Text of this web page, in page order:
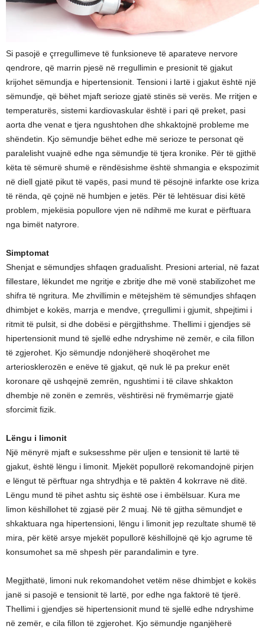
Si pasojë e çrregullimeve të funksioneve të aparateve nervore
qendrore, që marrin pjesë në rregullimin e presionit të gjakut
krijohet sëmundja e hipertensionit. Tensioni i lartë i gjakut është një
sëmundje, që bëhet mjaft serioze gjatë stinës së verës. Me rritjen e
temperaturës, sistemi kardiovaskular është i pari që preket, pasi
aorta dhe venat e tjera ngushtohen dhe shkaktojnë probleme me
shëndetin. Kjo sëmundje bëhet edhe më serioze te personat që
paralelisht vuajnë edhe nga sëmundje të tjera kronike. Për të gjithë
këta të sëmurë shumë e rëndësishme është shmangia e ekspozimit
në diell gjatë pikut të vapës, pasi mund të pësojnë infarkte ose kriza
të rënda, që çojnë në humbjen e jetës. Për të lehtësuar disi këtë
problem, mjekësia popullore vjen në ndihmë me kurat e përftuara
nga bimët natyrore.
Simptomat
Shenjat e sëmundjes shfaqen gradualisht. Presioni arterial, në fazat
fillestare, lëkundet me ngritje e zbritje dhe më vonë stabilizohet me
shifra të ngritura. Me zhvillimin e mëtejshëm të sëmundjes shfaqen
dhimbjet e kokës, marrja e mendve, çrregullimi i gjumit, shpejtimi i
ritmit të pulsit, si dhe dobësi e përgjithshme. Thellimi i gjendjes së
hipertensionit mund të sjellë edhe ndryshime në zemër, e cila fillon
të zgjerohet. Kjo sëmundje ndonjëherë shoqërohet me
arteriosklerozën e enëve të gjakut, që nuk lë pa prekur enët
koronare që ushqejnë zemrën, ngushtimi i të cilave shkakton
dhembje në zonën e zemrës, vështirësi në frymëmarrje gjatë
sforcimit fizik.
Lëngu i limonit
Një mënyrë mjaft e suksesshme për uljen e tensionit të lartë të
gjakut, është lëngu i limonit. Mjekët popullorë rekomandojnë pirjen
e lëngut të përftuar nga shtrydhja e të paktën 4 kokrrave në ditë.
Lëngu mund të pihet ashtu siç është ose i ëmbëlsuar. Kura me
limon këshillohet të zgjasë për 2 muaj. Në të gjitha sëmundjet e
shkaktuara nga hipertensioni, lëngu i limonit jep rezultate shumë të
mira, për këtë arsye mjekët popullorë këshillojnë që kjo agrume të
konsumohet sa më shpesh për parandalimin e tyre.
Megjithatë, limoni nuk rekomandohet vetëm nëse dhimbjet e kokës
janë si pasojë e tensionit të lartë, por edhe nga faktorë të tjerë.
Thellimi i gjendjes së hipertensionit mund të sjellë edhe ndryshime
në zemër, e cila fillon të zgjerohet. Kjo sëmundje nganjëherë